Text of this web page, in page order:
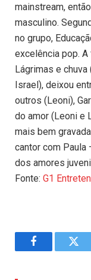
mainstream,
masculino.
no grupo,
excelência pop.
Lágrimas e chuva
Israel), deixou
outros (Leoni),
do amor (Leoni e
mais bem
cantor com Paula
dos amores
Fonte: G1
Facebook